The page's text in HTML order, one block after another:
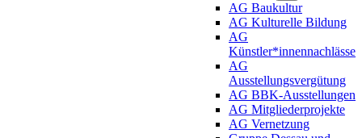
AG Baukultur
AG Kulturelle Bildung
AG
Künstler*innennachlässe
AG
Ausstellungsvergütung
AG BBK-Ausstellungen
AG Mitgliederprojekte
AG Vernetzung